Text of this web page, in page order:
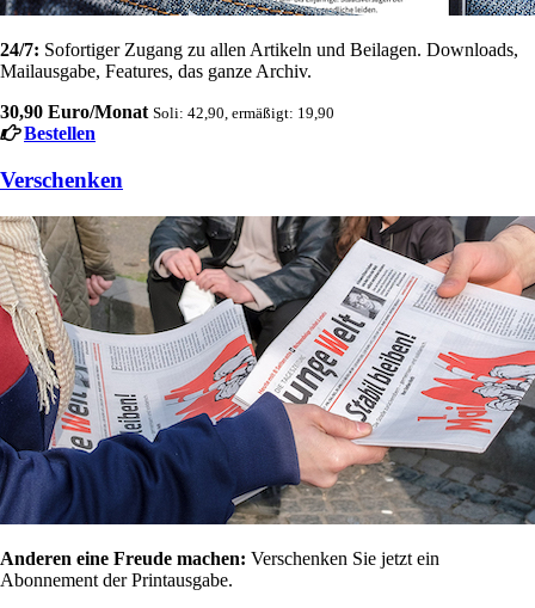
24/7: Sofortiger Zugang zu allen Artikeln und Beilagen. Downloads,
Mailausgabe, Features, das ganze Archiv.
30,90 Euro/Monat Soli: 42,90, ermäßigt: 19,90
Bestellen
Verschenken
Anderen eine Freude machen: Verschenken Sie jetzt ein
Abonnement der Printausgabe.